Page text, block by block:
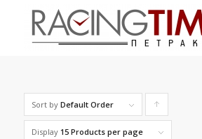
Sort by Default Order
Display 15 Products per page